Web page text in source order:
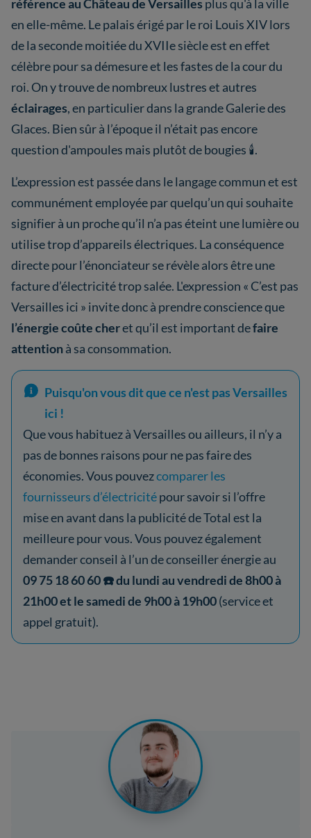
référence au Château de Versailles plus qu'à la ville
en elle-même. Le palais érigé par le roi Louis XIV lors
de la seconde moitiée du XVIIe siècle est en effet
célèbre pour sa démesure et les fastes de la cour du
roi. On y trouve de nombreux lustres et autres
éclairages, en particulier dans la grande Galerie des
Glaces. Bien sûr à l’époque il n’était pas encore
question d'ampoules mais plutôt de bougies 🕯️.
L’expression est passée dans le langage commun et est
communément employée par quelqu’un qui souhaite
signifier à un proche qu’il n’a pas éteint une lumière ou
utilise trop d’appareils électriques. La conséquence
directe pour l’énonciateur se révèle alors être une
facture d’électricité trop salée. L'expression « C’est pas
Versailles ici » invite donc à prendre conscience que
l’énergie coûte cheret qu’il est important defaire
attentionà sa consommation.
Puisqu'on vous dit que ce n'est pas Versailles
ici !
Que vous habituez à Versailles ou ailleurs, il n’y a
pas de bonnes raisons pour ne pas faire des
économies. Vous pouvezcomparer les
fournisseurs d’électricitépour savoir si l’offre
mise en avant dans la publicité de Total est la
meilleure pour vous. Vous pouvez également
demander conseil à l’un de conseiller énergie au
09 75 18 60 60 ☎️ du lundi au vendredi de 8h00 à
21h00 et le samedi de 9h00 à 19h00(service et
appel gratuit).